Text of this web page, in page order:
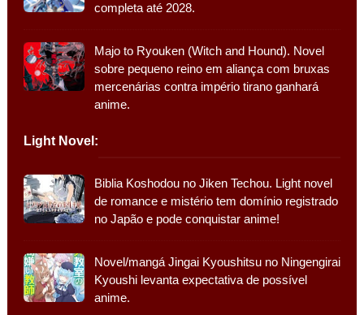
completa até 2028.
Majo to Ryouken (Witch and Hound). Novel
sobre pequeno reino em aliança com bruxas
mercenárias contra império tirano ganhará
anime.
Light Novel:
Biblia Koshodou no Jiken Techou. Light novel
de romance e mistério tem domínio registrado
no Japão e pode conquistar anime!
Novel/mangá Jingai Kyoushitsu no Ningengirai
Kyoushi levanta expectativa de possível
anime.